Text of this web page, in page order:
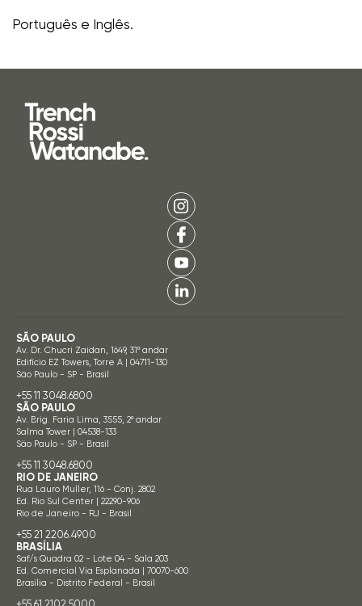
Português e Inglês.
SÃO PAULO
Av. Dr. Chucri Zaidan, 1649, 31º andar
Edifício EZ Towers, Torre A | 04711-130
São Paulo - SP - Brasil
+55 11 3048.6800
SÃO PAULO
Av. Brig. Faria Lima, 3555, 2º andar
Salma Tower | 04538-133
São Paulo - SP - Brasil
+55 11 3048.6800
RIO DE JANEIRO
Rua Lauro Muller, 116 - Conj. 2802
Ed. Rio Sul Center | 22290-906
Rio de Janeiro - RJ - Brasil
+55 21 2206.4900
BRASÍLIA
Saf/s Quadra 02 - Lote 04 - Sala 203
Ed. Comercial Via Esplanada | 70070-600
Brasília - Distrito Federal - Brasil